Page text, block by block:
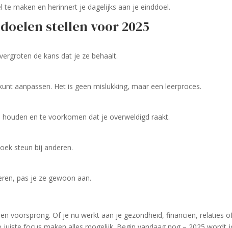
maken en herinnert je dagelijks aan je einddoel.
stellen voor 2025
de kans dat je ze behaalt.
aanpassen. Het is geen mislukking, maar een leerproces.
en te voorkomen dat je overweldigd raakt.
steun bij anderen.
pas je ze gewoon aan.
voorsprong. Of je nu werkt aan je gezondheid, financiën, relaties